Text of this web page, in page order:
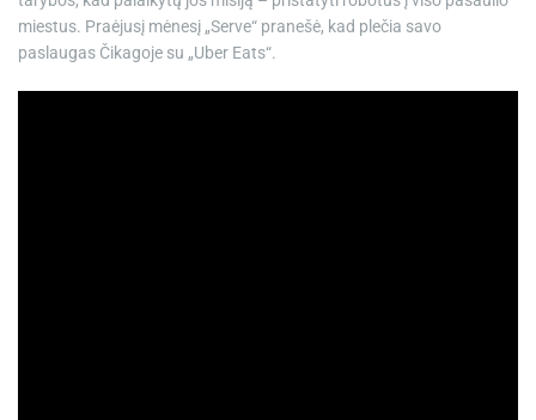
miestus. Praėjusį mėnesį „Serve“ pranešė, kad plečia savo
paslaugas Čikagoje su „Uber Eats“.